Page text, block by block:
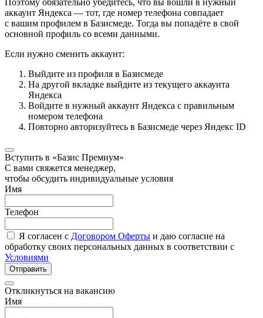
аккаунт Яндекса — тот, где номер телефона совпадает
с вашим профилем в Базисмеде. Тогда вы попадёте в свой
основной профиль со всеми данными.
Если нужно сменить аккаунт:
Выйдите из профиля в Базисмеде
На другой вкладке выйдите из текущего аккаунта
Яндекса
Войдите в нужный аккаунт Яндекса с правильным
номером телефона
Повторно авторизуйтесь в Базисмеде через Яндекс ID
Вступить в «Базис Премиум»
С вами свяжется менеджер,
чтобы обсудить индивидуальные условия
Имя
Телефон
Я согласен с Договором Оферты и даю согласие на
обработку своих персональных данных в соответствии с
Условиями
Отправить
Откликнуться на вакансию
Имя